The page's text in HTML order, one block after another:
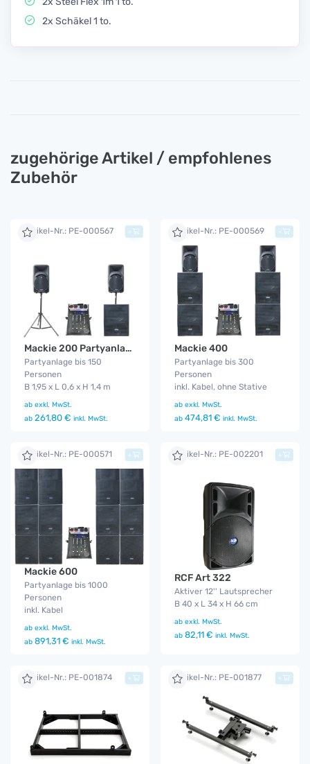
2x Schäkel 1 to.
zugehörige Artikel / empfohlenes
Zubehör
Artikel-Nr.: PE-000567
Mackie 200 Partyanlage
Partyanlage bis 150
Personen
B 1,95 x L 0,6 x H 1,4 m
ab exkl. MwSt.
ab 261,80 € inkl. MwSt.
+ Artikel-Nr.: PE-000569
Mackie 400
Partyanlage bis 300
Personen
inkl. Kabel, ohne Stative
ab exkl. MwSt.
ab 474,81 € inkl. MwSt.
+
Artikel-Nr.: PE-000571
Mackie 600
Partyanlage bis 1000
Personen
inkl. Kabel
ab exkl. MwSt.
ab 891,31 € inkl. MwSt.
+ Artikel-Nr.: PE-002201
RCF Art 322
Aktiver 12'' Lautsprecher
B 40 x L 34 x H 66 cm
ab exkl. MwSt.
ab 82,11 € inkl. MwSt.
+
Artikel-Nr.: PE-001874 + Artikel-Nr.: PE-001877 +